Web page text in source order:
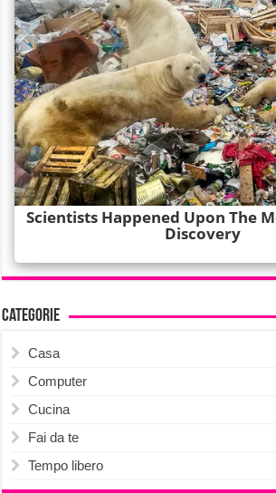
Categorie
Casa
Computer
Cucina
Fai da te
Tempo libero